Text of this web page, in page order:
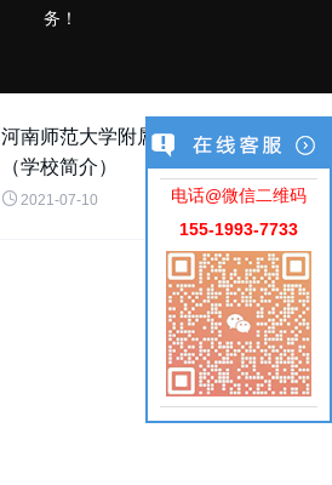
电话@微信二维码
155-1993-7733
务！
河南师范大学附属中学毕业证样本图
（学校简介）
 2021-07-10